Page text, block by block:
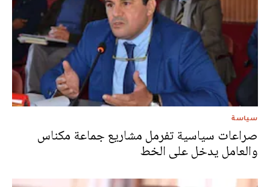
سياسة
صراعات سياسية تفرمل مشاريع جماعة مكناس
والعامل يدخل على الخط